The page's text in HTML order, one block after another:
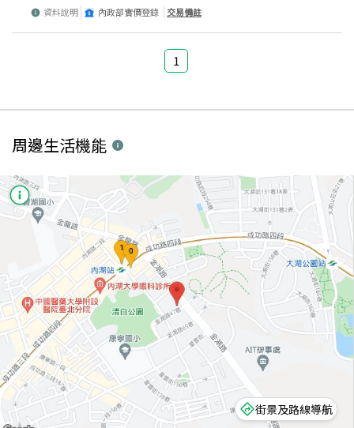
資料說明 內政部實價登錄 交易備註
1
周邊生活機能
街景及路線導航